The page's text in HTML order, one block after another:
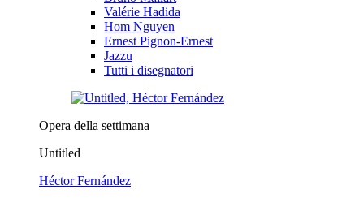
Valérie Hadida
Hom Nguyen
Ernest Pignon-Ernest
Jazzu
Tutti i disegnatori
Opera della settimana
Untitled
Héctor Fernández